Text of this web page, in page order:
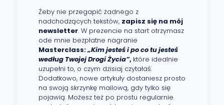
Żeby nie przegapić żadnego z
nadchodzących tekstów, zapisz się na mój
newsletter. W prezencie na start otrzymasz
ode mnie bezpłatne nagranie
Masterclass:„Kim jesteś i po co tu jesteś
według Twojej Drogi Życia”, które idealnie
uzupełni to, o czym dzisiaj czytałaś.
Dodatkowo, nowe artykuły dostaniesz prosto
na swoją skrzynkę mailową, gdy tylko się
pojawią. Możesz też po prostu regularnie